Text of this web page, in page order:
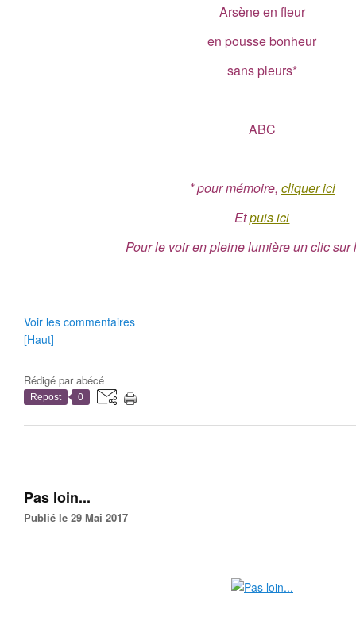
Arsène en fleur
en pousse bonheur
sans pleurs*
ABC
* pour mémoire, cliquer ici
Etpuis ici
Pour le voir en pleine lumière un clic sur
Voir les commentaires
[Haut]
Rédigé parabécé
Repost 0
Pas loin...
Publié le 29 Mai 2017